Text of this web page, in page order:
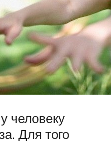
человеку
Для того